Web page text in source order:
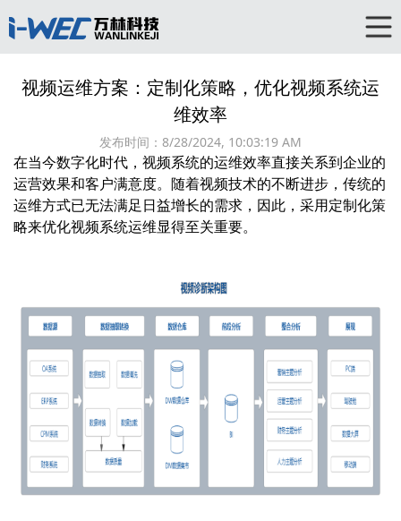
视频运维方案：定制化策略，优化视频系统运
维效率
发布时间： 8/28/2024, 10:03:19 AM
在当今数字化时代，视频系统的运维效率直接关系到企业的
运营效果和客户满意度。随着视频技术的不断进步，传统的
运维方式已无法满足日益增长的需求，因此，采用定制化策
略来优化视频系统运维显得至关重要。